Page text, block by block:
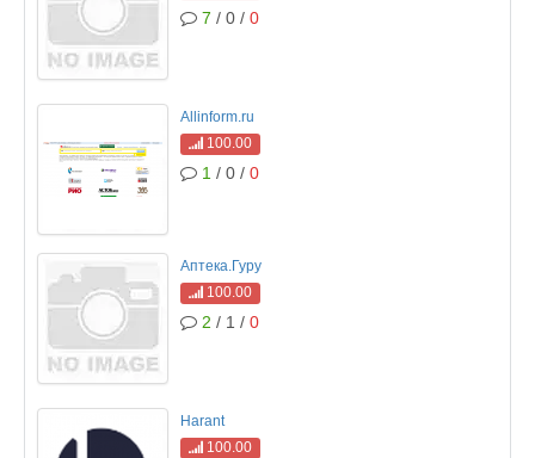
7 / 0 / 0
Allinform.ru
100.00
1 / 0 / 0
Аптека.Гуру
100.00
2 / 1 / 0
Harant
100.00